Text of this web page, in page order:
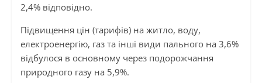
2,4% відповідно.
Підвищення цін (тарифів) на житло, воду,
електроенергію, газ та інші види пального на 3,6%
відбулося в основному через подорожчання
природного газу на 5,9%.